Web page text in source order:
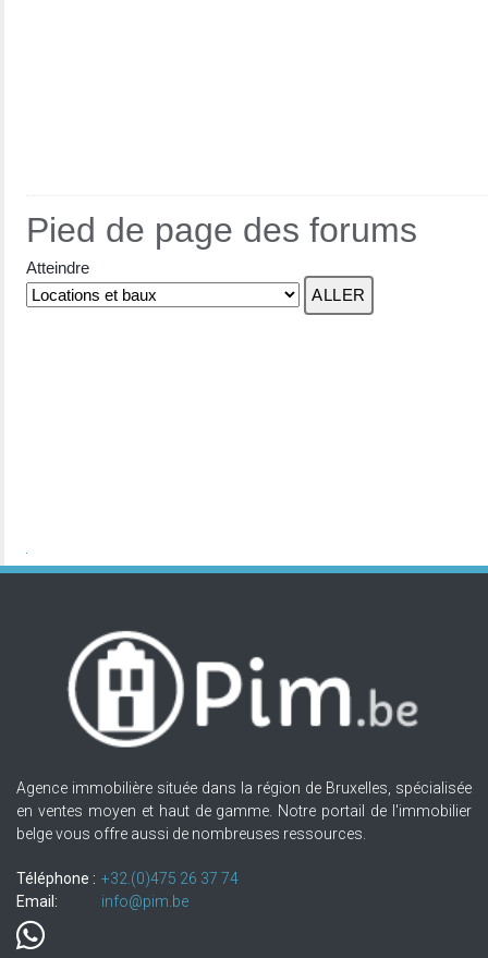
Pied de page des forums
Atteindre
Agence immobilière située dans la région de Bruxelles, spécialisée
en ventes moyen et haut de gamme. Notre portail de l'immobilier
belge vous offre aussi de nombreuses ressources.
Téléphone : +32.(0)475 26 37 74
Email:
info@pim.be